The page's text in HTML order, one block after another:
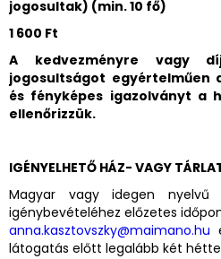
jogosultak) (min. 10 fő)
1 600 Ft
A kedvezményre vagy
jogosultságot egyértelműen
és fényképes igazolványt a
ellenőrizzük.
IGÉNYELHETŐ HÁZ- VAGY
Magyar vagy idegen nyelvű
igénybevételéhez előzetes
anna.kasztovszky@maimano.hu
látogatás előtt legalább két